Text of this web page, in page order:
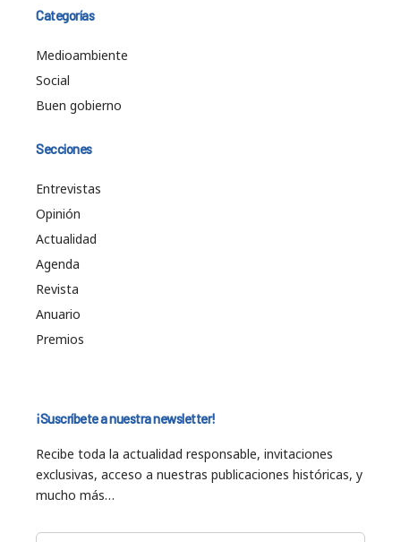
Categorías
Medioambiente
Social
Buen gobierno
Secciones
Entrevistas
Opinión
Actualidad
Agenda
Revista
Anuario
Premios
¡Suscríbete a nuestra newsletter!
Recibe toda la actualidad responsable, invitaciones
exclusivas, acceso a nuestras publicaciones históricas, y
mucho más…